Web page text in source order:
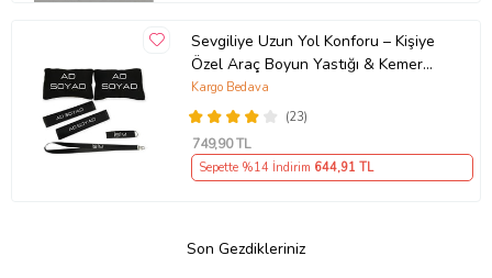
Sevgiliye Uzun Yol Konforu – Kişiye
Özel Araç Boyun Yastığı & Kemer
Pedi Hediye Seti
(23)
Kargo Bedava
749,90 TL
Sepette %14 İndirim 644,91 TL
Son Gezdikleriniz